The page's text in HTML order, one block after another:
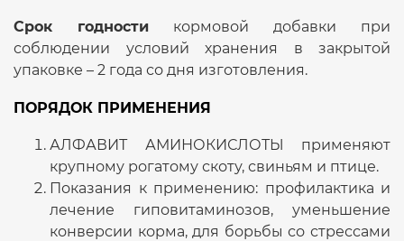
Срок годности кормовой добавки при
соблюдении условий хранения в закрытой
упаковке – 2 года со дня изготовления.
ПОРЯДОК ПРИМЕНЕНИЯ
АЛФАВИТ АМИНОКИСЛОТЫ применяют
крупному рогатому скоту, свиньям и птице.
Показания к применению: профилактика и
лечение гиповитаминозов, уменьшение
конверсии корма, для борьбы со стрессами